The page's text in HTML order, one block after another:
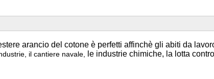
arancio del cotone è perfetti affinchè gli abiti da
il cantiere navale,
le industrie chimiche, la lotta